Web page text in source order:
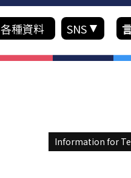
各種資料 SNS
Information for